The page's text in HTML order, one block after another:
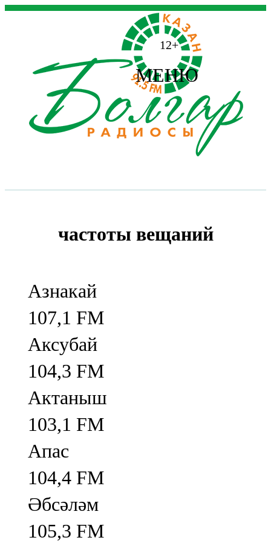
12+
МЕНЮ
частоты вещаний
Азнакай
107,1 FM
Аксубай
104,3 FM
Актаныш
103,1 FM
Апас
104,4 FM
Әбсәләм
105,3 FM